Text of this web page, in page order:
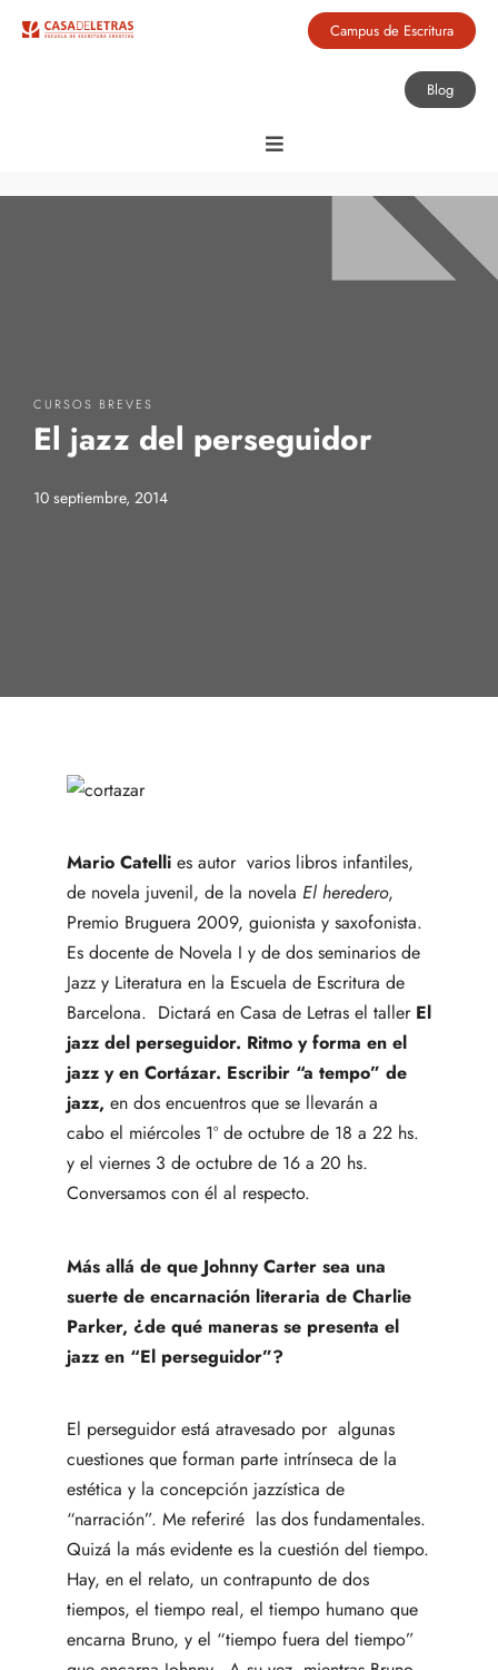
Campus de Escritura
Blog
CURSOS BREVES
El jazz del perseguidor
10 septiembre, 2014
Mario Catelli es autor varios libros infantiles,
de novela juvenil, de la novela El heredero,
Premio Bruguera 2009, guionista y saxofonista.
Es docente de Novela I y de dos seminarios de
Jazz y Literatura en la Escuela de Escritura de
Barcelona. Dictará en Casa de Letras el taller El
jazz del perseguidor. Ritmo y forma en el
jazz y en Cortázar. Escribir “a tempo” de
jazz, en dos encuentros que se llevarán a
cabo el miércoles 1º de octubre de 18 a 22 hs.
y el viernes 3 de octubre de 16 a 20 hs.
Conversamos con él al respecto.
Más allá de que Johnny Carter sea una
suerte de encarnación literaria de Charlie
Parker, ¿de qué maneras se presenta el
jazz en “El perseguidor”?
El perseguidor está atravesado por algunas
cuestiones que forman parte intrínseca de la
estética y la concepción jazzística de
“narración”. Me referiré las dos fundamentales.
Quizá la más evidente es la cuestión del tiempo.
Hay, en el relato, un contrapunto de dos
tiempos, el tiempo real, el tiempo humano que
encarna Bruno, y el “tiempo fuera del tiempo”